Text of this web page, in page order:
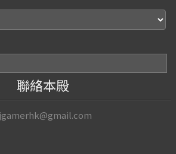
聯絡本殿